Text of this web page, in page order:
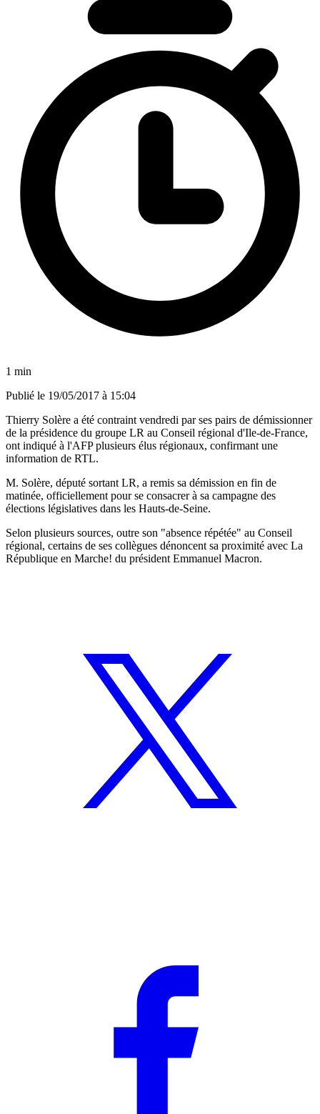
1 min
Publié le 19/05/2017 à 15:04
Thierry Solère a été contraint vendredi par ses pairs de démissionner
de la présidence du groupe LR au Conseil régional d'Ile-de-France,
ont indiqué à l'AFP plusieurs élus régionaux, confirmant une
information de RTL.
M. Solère, député sortant LR, a remis sa démission en fin de
matinée, officiellement pour se consacrer à sa campagne des
élections législatives dans les Hauts-de-Seine.
Selon plusieurs sources, outre son "absence répétée" au Conseil
régional, certains de ses collègues dénoncent sa proximité avec La
République en Marche! du président Emmanuel Macron.